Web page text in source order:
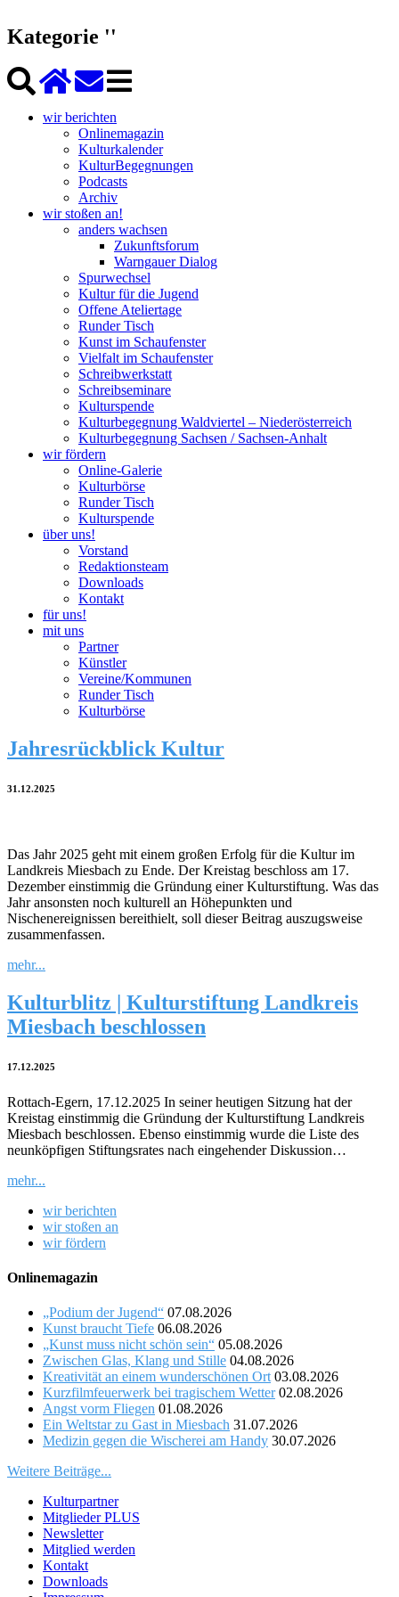
Kategorie ''
wir berichten
Onlinemagazin
Kulturkalender
KulturBegegnungen
Podcasts
Archiv
wir stoßen an!
anders wachsen
Zukunftsforum
Warngauer Dialog
Spurwechsel
Kultur für die Jugend
Offene Ateliertage
Runder Tisch
Kunst im Schaufenster
Vielfalt im Schaufenster
Schreibwerkstatt
Schreibseminare
Kulturspende
Kulturbegegnung Waldviertel – Niederösterreich
Kulturbegegnung Sachsen / Sachsen-Anhalt
wir fördern
Online-Galerie
Kulturbörse
Runder Tisch
Kulturspende
über uns!
Vorstand
Redaktionsteam
Downloads
Kontakt
für uns!
mit uns
Partner
Künstler
Vereine/Kommunen
Runder Tisch
Kulturbörse
Jahresrückblick Kultur
31.12.2025
Das Jahr 2025 geht mit einem großen Erfolg für die Kultur im
Landkreis Miesbach zu Ende. Der Kreistag beschloss am 17.
Dezember einstimmig die Gründung einer Kulturstiftung. Was das
Jahr ansonsten noch kulturell an Höhepunkten und
Nischenereignissen bereithielt, soll dieser Beitrag auszugsweise
zusammenfassen.
mehr...
Kulturblitz | Kulturstiftung Landkreis
Miesbach beschlossen
17.12.2025
Rottach-Egern, 17.12.2025 In seiner heutigen Sitzung hat der
Kreistag einstimmig die Gründung der Kulturstiftung Landkreis
Miesbach beschlossen. Ebenso einstimmig wurde die Liste des
neunköpfigen Stiftungsrates nach eingehender Diskussion…
mehr...
wir berichten
wir stoßen an
wir fördern
Onlinemagazin
„Podium der Jugend“ 07.08.2026
Kunst braucht Tiefe 06.08.2026
„Kunst muss nicht schön sein“ 05.08.2026
Zwischen Glas, Klang und Stille 04.08.2026
Kreativität an einem wunderschönen Ort 03.08.2026
Kurzfilmfeuerwerk bei tragischem Wetter 02.08.2026
Angst vorm Fliegen 01.08.2026
Ein Weltstar zu Gast in Miesbach 31.07.2026
Medizin gegen die Wischerei am Handy 30.07.2026
Weitere Beiträge...
Kulturpartner
Mitglieder PLUS
Newsletter
Mitglied werden
Kontakt
Downloads